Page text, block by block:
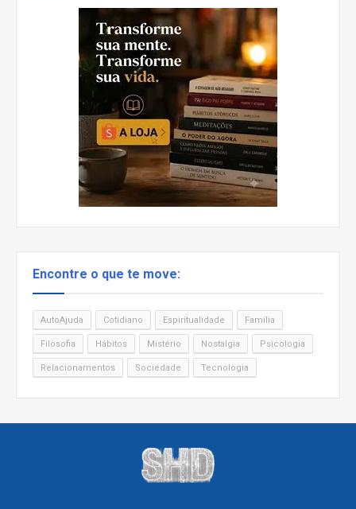
Encontre o que te move:
AutoAjuda Cotidiano Espiritualidade Família
Filosofia Hábitos Mistério Nostalgia Psicologia
Relacionamentos Sociedade Tecnologia